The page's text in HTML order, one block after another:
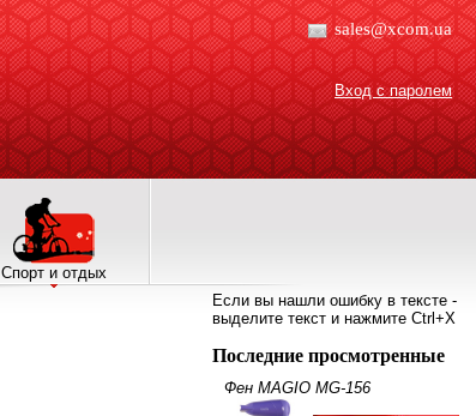
sales@xcom.ua
Вход с паролем
Спорт и отдых
Если вы нашли ошибку в тексте -
выделите текст и нажмите Ctrl+X
Последние просмотренные
Фен MAGIO MG-156